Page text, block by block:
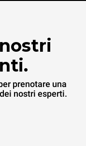
prenotare una
nostri esperti.